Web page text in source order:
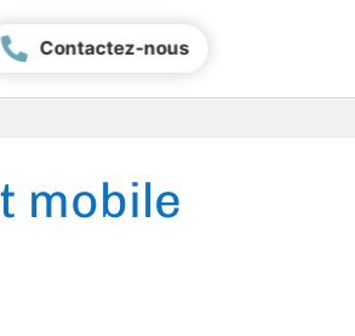
Contactez-nous
mobile